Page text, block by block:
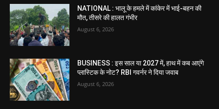
NATIONAL : भालू के हमले में कांकेर में भाई-बहन की
मौत, तीसरे की हालत गंभीर
August 6, 2026
BUSINESS : इस साल या 2027 में, हाथ में कब आएंगे
प्लास्टिक के नोट? RBI गवर्नर ने दिया जवाब
August 6, 2026